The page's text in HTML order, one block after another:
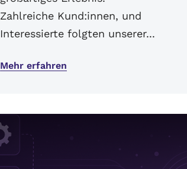
Zahlreiche Kund:innen, und
Interessierte folgten unserer...
Mehr erfahren